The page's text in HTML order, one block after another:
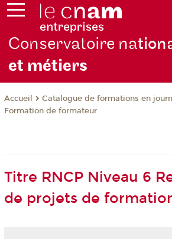
Conservatoire na
et métiers
Accueil
Catalogue de formations en
Formation de formateur
Titre RNCP Niveau 6
de projets de